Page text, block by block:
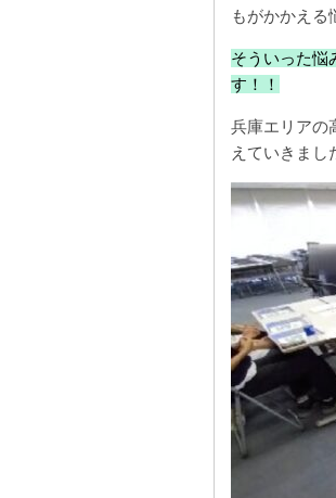
もがかかえる
そういった悩
す！！
兵庫エリアの
えていきまし